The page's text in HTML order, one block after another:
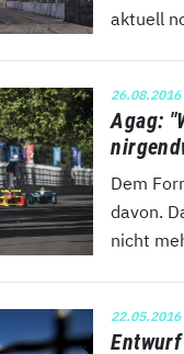
aktuell
Agag:
Dem
davon.
nicht